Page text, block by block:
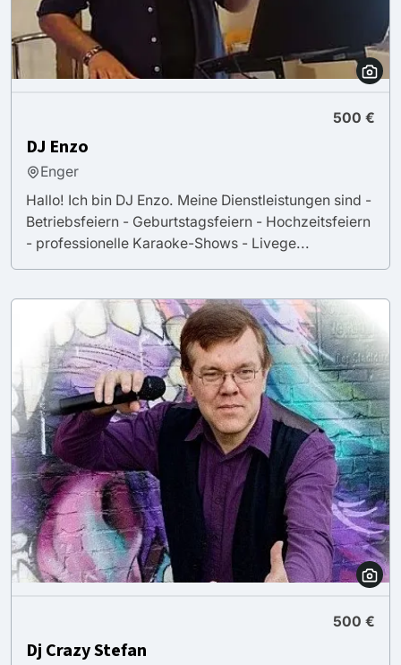
500 €
DJ Enzo
Enger
Hallo! Ich bin DJ Enzo. Meine Dienstleistungen sind -
Betriebsfeiern - Geburtstagsfeiern - Hochzeitsfeiern
- professionelle Karaoke-Shows - Livege...
500 €
Dj Crazy Stefan